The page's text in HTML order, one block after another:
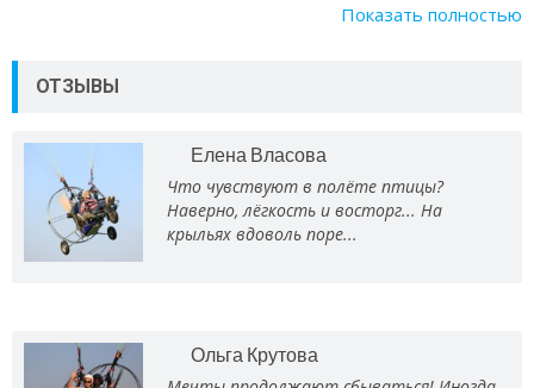
Показать полностью
ОТЗЫВЫ
Елена Власова
Что чувствуют в полёте птицы?
Наверно, лёгкость и восторг... На
крыльях вдоволь поре...
Ольга Крутова